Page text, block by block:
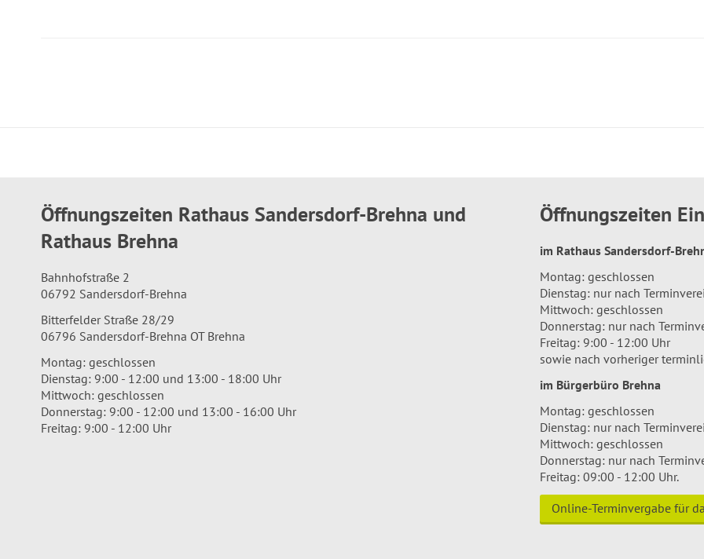
Öffnungszeiten Rathaus Sandersdorf-Brehna und
Rathaus Brehna
Bahnhofstraße 2
06792 Sandersdorf-Brehna
Bitterfelder Straße 28/29
06796 Sandersdorf-Brehna OT Brehna
Montag: geschlossen
Dienstag: 9:00 - 12:00 und 13:00 - 18:00 Uhr
Mittwoch: geschlossen
Donnerstag: 9:00 - 12:00 und 13:00 - 16:00 Uhr
Freitag: 9:00 - 12:00 Uhr
Öffnungszeiten
im Rathaus Sandersdorf-
Montag: geschlossen
Dienstag: nur nach
Mittwoch: geschlossen
Donnerstag: nur nach
Freitag: 9:00 - 12:00 Uhr
sowie nach vorheriger
im Bürgerbüro Brehna
Montag: geschlossen
Dienstag: nur nach
Mittwoch: geschlossen
Donnerstag: nur nach
Freitag: 09:00 - 12:00 Uhr.
Online-Terminvergabe für